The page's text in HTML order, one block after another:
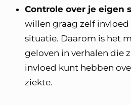
Controle over je eigen
willen graag zelf
situatie. Daarom is het
geloven in verhalen die
invloed kunt hebben
ziekte.